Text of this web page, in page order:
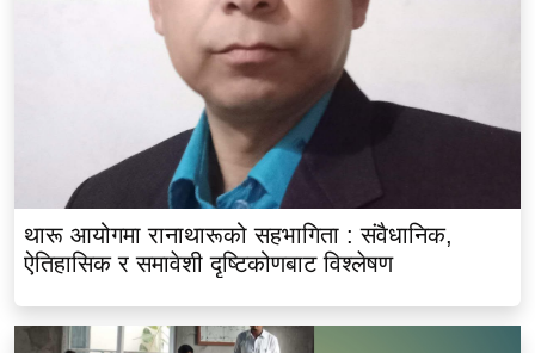
थारू आयोगमा रानाथारूको सहभागिता : संवैधानिक,
ऐतिहासिक र समावेशी दृष्टिकोणबाट विश्लेषण